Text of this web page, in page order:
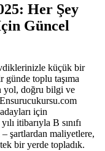
Her Şey
Güncel
küçük bir
günde toplu taşıma
yol, doğru bilgi ve
için
itibarıyla B sınıfı
şartlardan maliyetlere,
bir yerde topladık.